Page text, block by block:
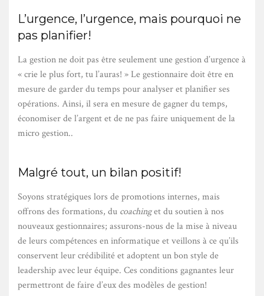
L’urgence, l’urgence, mais pourquoi ne
pas planifier!
La gestion ne doit pas être seulement une gestion d’urgence à
« crie le plus fort, tu l’auras! » Le gestionnaire doit être en
mesure de garder du temps pour analyser et planifier ses
opérations. Ainsi, il sera en mesure de gagner du temps,
économiser de l’argent et de ne pas faire uniquement de la
micro gestion..
Malgré tout, un bilan positif!
Soyons stratégiques lors de promotions internes, mais
offrons des formations, du coachinget du soutien à nos
nouveaux gestionnaires; assurons-nous de la mise à niveau
de leurs compétences en informatique et veillons à ce qu’ils
conservent leur crédibilité et adoptent un bon style de
leadership avec leur équipe. Ces conditions gagnantes leur
permettront de faire d’eux des modèles de gestion!